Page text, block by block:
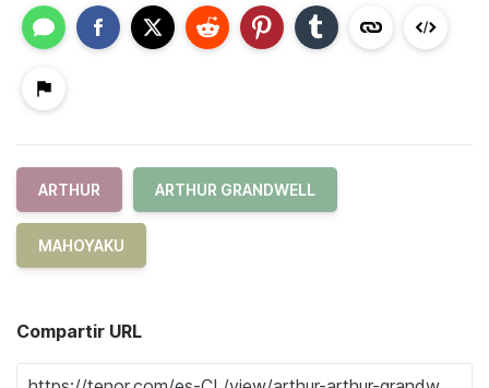
ARTHUR ARTHUR GRANDWELL
MAHOYAKU
Compartir URL